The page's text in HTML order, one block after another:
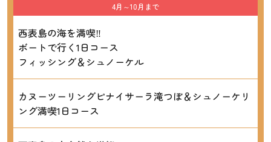
4月～10月まで
西表島の海を満喫‼
ボートで行く1日コース
フィッシング＆シュノーケル
カヌーツーリングピナイサーラ滝つぼ＆シュノーケリ
ング満喫1日コース